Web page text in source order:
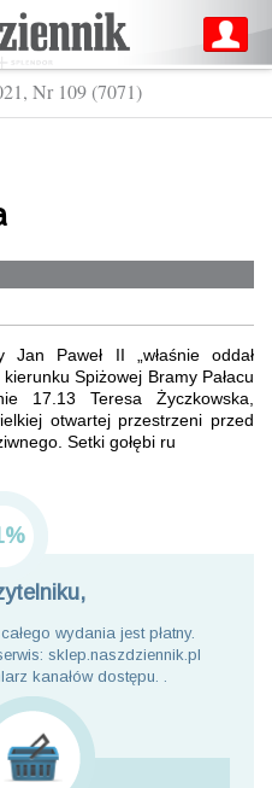
Nr 109 (7071)
Paweł II „właśnie oddał
Spiżowej Bramy Pałacu
17.13 Teresa Życzkowska,
otwartej przestrzeni przed
Setki gołębi ru
wydania jest płatny.
sklep.naszdziennik.pl
kanałów dostępu. .